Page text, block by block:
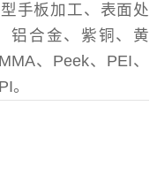
手板加工、表面处
铝合金、紫铜、黄
、Peek、PEI、
。